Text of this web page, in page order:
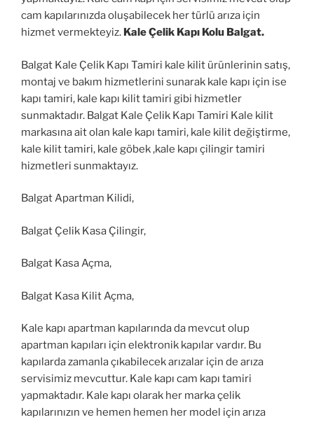
cam kapılarınızda oluşabilecek her türlü arıza için
hizmet vermekteyiz. Kale Çelik Kapı Kolu Balgat.
Balgat Kale Çelik Kapı Tamiri kale kilit ürünlerinin satış,
montaj ve bakım hizmetlerini sunarak kale kapı için ise
kapı tamiri, kale kapı kilit tamiri gibi hizmetler
sunmaktadır. Balgat Kale Çelik Kapı Tamiri Kale kilit
markasına ait olan kale kapı tamiri, kale kilit değiştirme,
kale kilit tamiri, kale göbek ,kale kapı çilingir tamiri
hizmetleri sunmaktayız.
Balgat Apartman Kilidi,
Balgat Çelik Kasa Çilingir,
Balgat Kasa Açma,
Balgat Kasa Kilit Açma,
Kale kapı apartman kapılarında da mevcut olup
apartman kapıları için elektronik kapılar vardır. Bu
kapılarda zamanla çıkabilecek arızalar için de arıza
servisimiz mevcuttur. Kale kapı cam kapı tamiri
yapmaktadır. Kale kapı olarak her marka çelik
kapılarınızın ve hemen hemen her model için arıza